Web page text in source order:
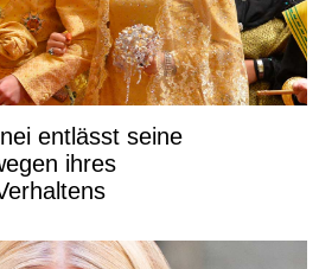
entlässt seine
ihres